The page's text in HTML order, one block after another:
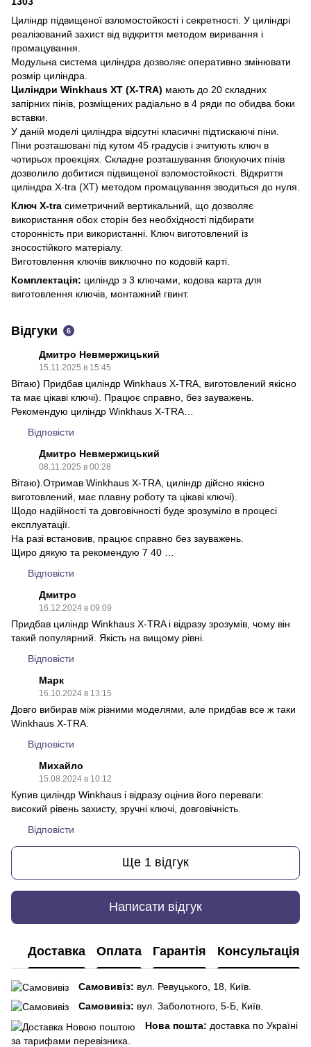
Циліндр підвищеної взломостойкості і секретності. У циліндрі
реалізований захист від відкриття методом виривання і
промацування.
Модульна система циліндра дозволяє оперативно змінювати
розмір циліндра.
Циліндри Winkhaus XT (X-TRA) мають до 20 складних
запірних пінів, розміщених радіально в 4 ряди по обидва боки
вставки.
У даній моделі циліндра відсутні класичні підтискаючі піни.
Піни розташовані під кутом 45 градусів і зчитують ключ в
чотирьох проекціях. Складне розташування блокуючих пінів
дозволило добитися підвищеної взломостойкості. Відкриття
циліндра X-tra (XT) методом промацування зводиться до нуля.
Ключ X-tra симетричний вертикальний, що дозволяє
використання обох сторін без необхідності підбирати
сторонність при використанні. Ключ виготовлений із
зносостійкого матеріалу.
Виготовлення ключів виключно по кодовій карті.
Комплектація: циліндр з 3 ключами, кодова карта для
виготовлення ключів, монтажний гвинт.
Відгуки 6
Дмитро Невмержицький
15.11.2025 в 15:45
Вітаю) Придбав циліндр Winkhaus X-TRA, виготовлений якісно
та має цікаві ключі). Працює справно, без зауважень.
Рекомендую циліндр Winkhaus X-TRA…
Відповісти
Дмитро Невмержицький
08.11.2025 в 00:28
Вітаю).Отримав Winkhaus X-TRA, циліндр дійсно якісно
виготовлений, має плавну роботу та цікаві ключі).
Щодо надійності та довговічності буде зрозуміло в процесі
експлуатації.
На разі встановив, працює справно без зауважень.
Щиро дякую та рекомендую 7 40 …
Відповісти
Дмитро
16.12.2024 в 09:09
Придбав циліндр Winkhaus X-TRA і відразу зрозумів, чому він
такий популярний. Якість на вищому рівні.
Відповісти
Марк
16.10.2024 в 13:15
Довго вибирав між різними моделями, але придбав все ж таки
Winkhaus X-TRA.
Відповісти
Михайло
15.08.2024 в 10:12
Купив циліндр Winkhaus і відразу оцінив його переваги:
високий рівень захисту, зручні ключі, довговічність.
Відповісти
Ще 1 відгук
Написати відгук
Доставка Оплата Гарантія Консультація
Самовивіз: вул. Ревуцького, 18, Київ.
Самовивіз: вул. Заболотного, 5-Б, Київ.
Нова пошта: доставка по Україні
за тарифами перевізника.